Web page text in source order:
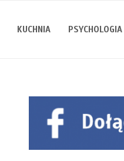
KUCHNIA PSYCHOLOGIA